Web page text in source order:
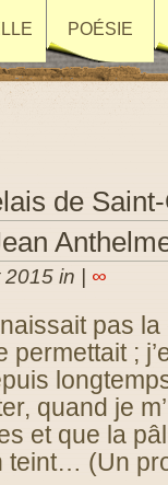
POÉSIE
de
in | ∞
pas
permettait ;
quand je
et que la
teint… (Un